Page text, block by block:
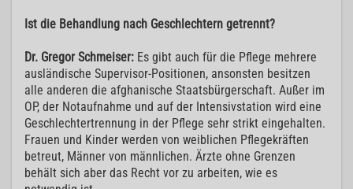
Ist die Behandlung nach Geschlechtern getrennt?
Dr. Gregor Schmeiser: Es gibt auch für die Pflege mehrere
ausländische Supervisor-Positionen, ansonsten besitzen
alle anderen die afghanische Staatsbürgerschaft. Außer im
OP, der Notaufnahme und auf der Intensivstation wird eine
Geschlechtertrennung in der Pflege sehr strikt eingehalten.
Frauen und Kinder werden von weiblichen Pflegekräften
betreut, Männer von männlichen. Ärzte ohne Grenzen
behält sich aber das Recht vor zu arbeiten, wie es